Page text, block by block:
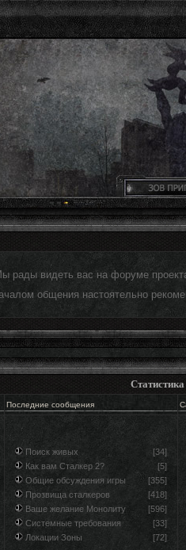
рады видеть вас на форуме
общения настоятельно
Последние сообщения
Поиск живых
[34]
Как вам Сталкер 2?
[5]
Общие обсуждения игры
[355]
Прозвища сталкеров
[418]
Ваше желание Монолиту
[596]
Системные требования
[33]
Локации Зоны
[72]